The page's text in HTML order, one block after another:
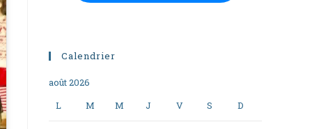
Calendrier
août 2026
L
M M J V S D